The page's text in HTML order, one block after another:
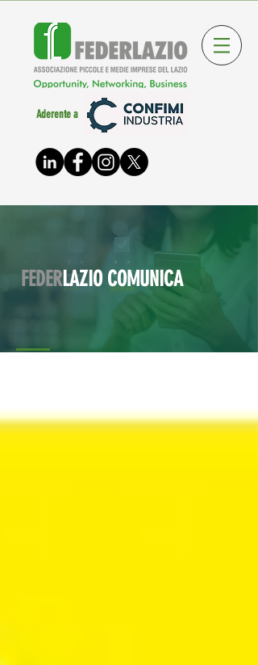
Aderente a
FEDERLAZIO COMUNICA